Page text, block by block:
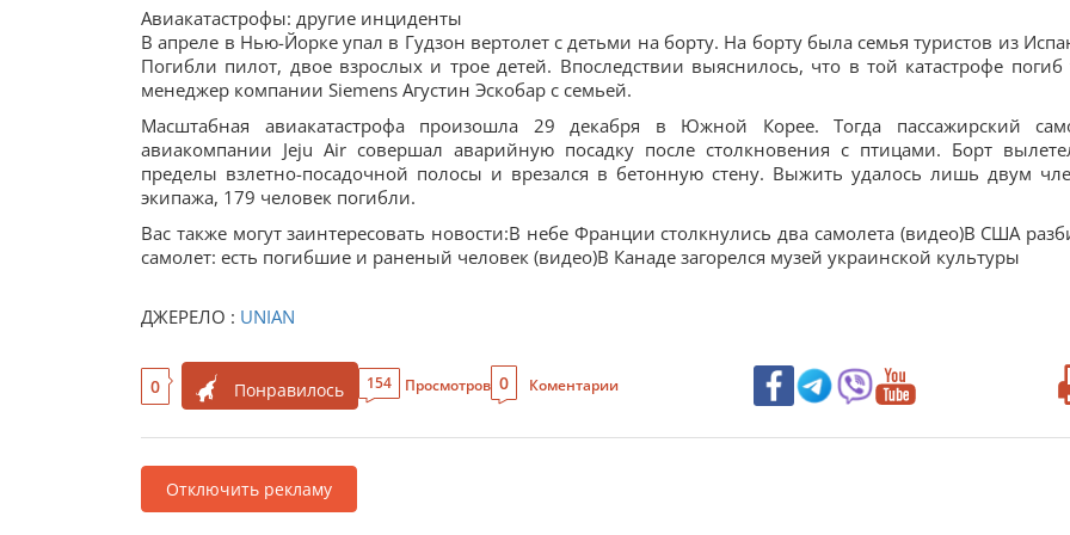
Авиакатастрофы: другие инциденты
В апреле в Нью-Йорке упал в Гудзон вертолет с детьми на борту. На борту была семья туристов из
Погибли пилот, двое взрослых и трое детей. Впоследствии выяснилось, что в той катастрофе погиб
менеджер компании Siemens Агустин Эскобар с семьей.
Масштабная авиакатастрофа произошла 29 декабря в Южной Корее. Тогда пассажирский
авиакомпании Jeju Air совершал аварийную посадку после столкновения с птицами. Борт
пределы взлетно-посадочной полосы и врезался в бетонную стену. Выжить удалось лишь двум
экипажа, 179 человек погибли.
Вас также могут заинтересовать новости:В небе Франции столкнулись два самолета (видео)В США
самолет: есть погибшие и раненый человек (видео)В Канаде загорелся музей украинской культуры
ДЖЕРЕЛО : UNIAN
0 Понравилось 154 Просмотров 0 Коментарии
Отключить рекламу